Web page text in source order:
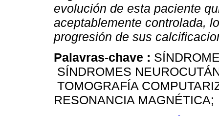
evolución de esta paciente
aceptablemente controlada,
progresión de sus
Palavras-chave :
SÍNDROMES
TOMOGRAFÍA
RESONANCIA